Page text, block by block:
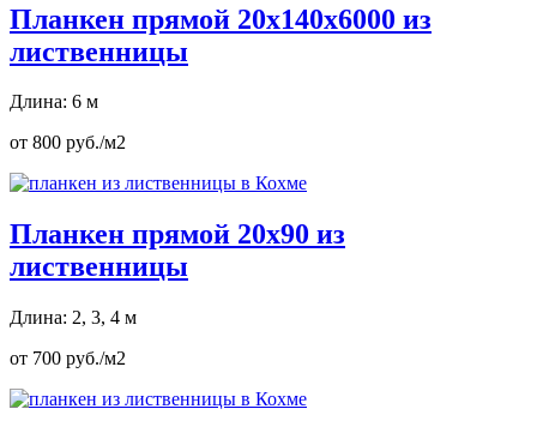
Планкен прямой 20х140х6000 из
лиственницы
Длина: 6 м
от 800 руб./м2
Планкен прямой 20х90 из
лиственницы
Длина: 2, 3, 4 м
от 700 руб./м2